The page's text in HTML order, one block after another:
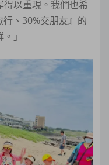
以重現。我們也希
、30%交朋友』的
」